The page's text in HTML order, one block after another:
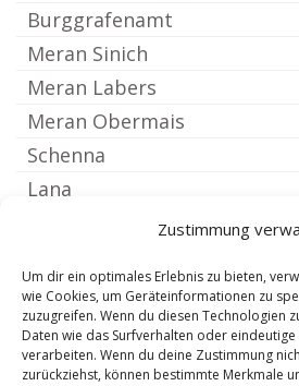
Zustimmung
Um dir ein optimales Erlebnis zu bieten,
wie Cookies, um Geräteinformationen zu
zuzugreifen. Wenn du diesen Technologien
Daten wie das Surfverhalten oder
verarbeiten. Wenn du deine Zustimmung
zurückziehst, können bestimmte Merkmale
Burggrafenamt
Meran Sinich
Meran Labers
Meran Obermais
Schenna
Lana
Kastelbell Tschars
Tisens
Unsere Liebe Frau im Walde
St Martin in Passeier